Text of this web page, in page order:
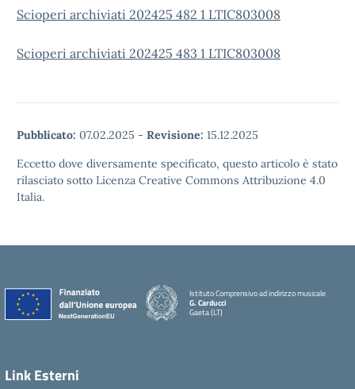
Scioperi archiviati 202425 482 1 LTIC803008
Scioperi archiviati 202425 483 1 LTIC803008
Pubblicato: 07.02.2025 - Revisione: 15.12.2025
Eccetto dove diversamente specificato, questo articolo è stato
rilasciato sotto Licenza Creative Commons Attribuzione 4.0
Italia.
Istituto Comprensivo ad indirizzo musicale
G. Carducci
Gaeta (LT)
Link Esterni